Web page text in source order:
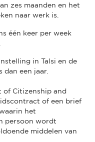
zes maanden en het
naar werk is.
één keer per week
in Talsi en de
een jaar.
Citizenship and
of een brief
het
persoon wordt
middelen van